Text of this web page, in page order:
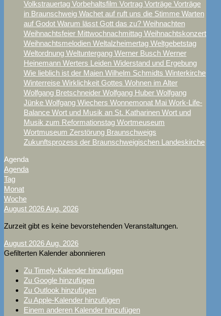
Volkstrauertag Vorbehaltsfilm Vortrag Vorträge Vorträge
in Braunschweig Wachet auf ruft uns die Stimme Warten
auf Godot Warum lässt Gott das zu? Weihnachten
Weihnachtsfeier Mittwochnachmittag Weihnachtskonzert
Weihnachtsmelodien Weltalzheimertag Weltgebetstag
Weltordnung Weltuntergang Werner Busch Werner
Heinemann Werters Leiden Widerstand und Ergebung
Wie lieblich ist der Maien Wilhelm Schmidts Winterkirche
Winterreise Wirklichkeit Gottes Wohnen im Alter
Wolfgang Bretschneider Wolfgang Huber Wolfgang
Jünke Wolfgang Wiechers Wonnemonat Mai Work-Life-
Balance Wort und Musik an St. Katharinen Wort und
Musik zum Reformationstag Wortmeuseum
Wortmuseum Zerstörung Braunschweigs
Zukunftsprozess der Braunschweigischen Landeskirche
Agenda
Agenda
Tag
Monat
Woche
August 2026Aug. 2026
Zurzeit gibt es keine bevorstehenden Veranstaltungen.
August 2026Aug. 2026
Gefilterten Kalender abonnieren
Zu Timely-Kalender hinzufügen
Zu Google hinzufügen
Zu Outlook hinzufügen
Zu Apple-Kalender hinzufügen
Einem anderen Kalender hinzufügen